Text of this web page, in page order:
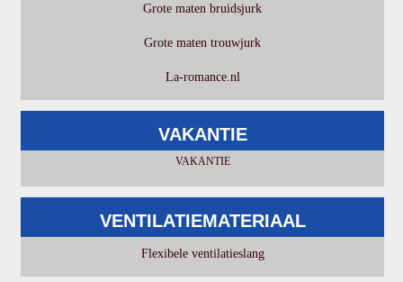
Grote maten bruidsjurk
Grote maten trouwjurk
La-romance.nl
VAKANTIE
VAKANTIE
VENTILATIEMATERIAAL
Flexibele ventilatieslang